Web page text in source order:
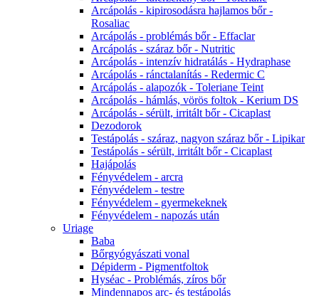
Arcápolás - kipirosodásra hajlamos bőr -
Rosaliac
Arcápolás - problémás bőr - Effaclar
Arcápolás - száraz bőr - Nutritic
Arcápolás - intenzív hidratálás - Hydraphase
Arcápolás - ránctalanítás - Redermic C
Arcápolás - alapozók - Toleriane Teint
Arcápolás - hámlás, vörös foltok - Kerium DS
Arcápolás - sérült, irritált bőr - Cicaplast
Dezodorok
Testápolás - száraz, nagyon száraz bőr - Lipikar
Testápolás - sérült, irritált bőr - Cicaplast
Hajápolás
Fényvédelem - arcra
Fényvédelem - testre
Fényvédelem - gyermekeknek
Fényvédelem - napozás után
Uriage
Baba
Bőrgyógyászati vonal
Dépiderm - Pigmentfoltok
Hyséac - Problémás, zíros bőr
Mindennapos arc- és testápolás